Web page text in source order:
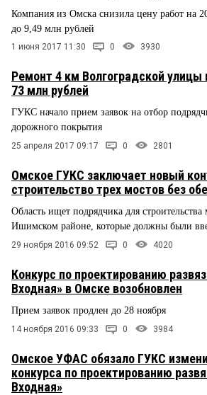
Компания из Омска снизила цену работ на
до 9,49 млн рублей
1 июня 2017 11:30 0 3930
Ремонт 4 км Волгоградской улицы
73 млн рублей
ГУКС начало прием заявок на отбор
дорожного покрытия
25 апреля 2017 09:17 0 2801
Омское ГУКС заключает новый
строительство трех мостов без
Область ищет подрядчика для строительства
Ишимском районе, которые должны были
29 ноября 2016 09:52 0 4020
Конкурс по проектированию
Входная» в Омске возобновлен
Прием заявок продлен до 28 ноября
14 ноября 2016 09:33 0 3984
Омское УФАС обязало ГУКС
конкурса по проектированию
Входная»